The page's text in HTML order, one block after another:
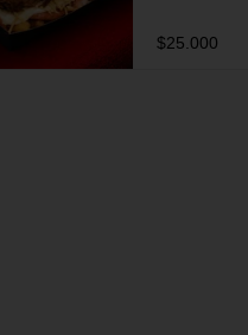
$25.000